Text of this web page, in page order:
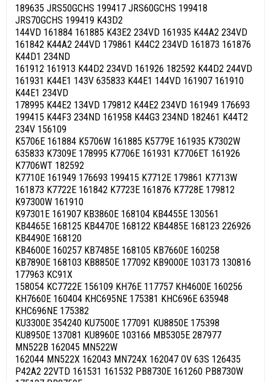
189635 JRS50GCHS 199417 JRS60GCHS 199418
JRS70GCHS 199419 K43D2
144VD 161884 161885 K43E2 234VD 161935 K44A2 234VD
161842 K44A2 244VD 179861 K44C2 234VD 161873 161876
K44D1 234ND
161912 161913 K44D2 234VD 161926 182592 K44D2 244VD
161931 K44E1 143V 635833 K44E1 144VD 161907 161910
K44E1 234VD
178995 K44E2 134VD 179812 K44E2 234VD 161949 176693
199415 K44F3 234ND 161958 K44G3 234ND 182461 K44T2
234V 156109
K5706E 161884 K5706W 161885 K5779E 161935 K7302W
635833 K7309E 178995 K7706E 161931 K7706ET 161926
K7706WT 182592
K7710E 161949 176693 199415 K7712E 179861 K7713W
161873 K7722E 161842 K7723E 161876 K7728E 179812
K97300W 161910
K97301E 161907 KB3860E 168104 KB4455E 130561
KB4465E 168125 KB4470E 168122 KB4485E 168123 226926
KB4490E 168120
KB4600E 160257 KB7485E 168105 KB7660E 160258
KB7890E 168103 KB8850E 177092 KB9000E 103173 130816
177963 KC91X
158054 KC7722E 156109 KH76E 117757 KH4600E 160256
KH7660E 160404 KHC695NE 175381 KHC696E 635948
KHC696NE 175382
KU3300E 354240 KU7500E 177091 KU8850E 175398
KU8950E 137081 KU8960E 103166 MB5305E 287977
MN522B 162045 MN522W
162044 MN522X 162043 MN724X 162047 OV 63S 126435
P42A2 22VTD 161531 161532 PB8730E 161260 PB8730W